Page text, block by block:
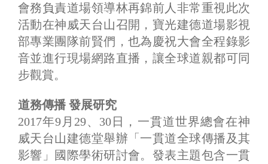
會務負責道場領導林再錦前人非常重視此次
活動在神威天台山召開，寶光建德道場影視
部專業團隊前賢們，也為慶祝大會全程錄影
音並進行現場網路直播，讓全球道親都可同
步觀賞。
道務傳播 發展研究
2017年9月29、30日，一貫道世界總會在神
威天台山建德堂舉辦「一貫道全球傳播及其
影響」國際學術研討會。發表主題包含一貫